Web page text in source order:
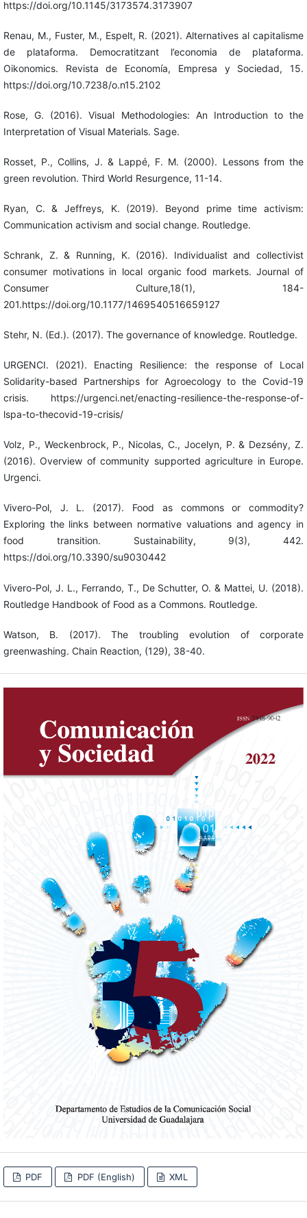
https://doi.org/10.1145/3173574.3173907
Renau, M., Fuster, M., Espelt, R. (2021). Alternatives al capitalisme
de plataforma. Democratitzant l’economia de plataforma.
Oikonomics. Revista de Economía, Empresa y Sociedad, 15.
https://doi.org/10.7238/o.n15.2102
Rose, G. (2016). Visual Methodologies: An Introduction to the
Interpretation of Visual Materials. Sage.
Rosset, P., Collins, J. & Lappé, F. M. (2000). Lessons from the
green revolution. Third World Resurgence, 11-14.
Ryan, C. & Jeffreys, K. (2019). Beyond prime time activism:
Communication activism and social change. Routledge.
Schrank, Z. & Running, K. (2016). Individualist and collectivist
consumer motivations in local organic food markets. Journal of
Consumer Culture,18(1), 184-
201.https://doi.org/10.1177/1469540516659127
Stehr, N. (Ed.). (2017). The governance of knowledge. Routledge.
URGENCI. (2021). Enacting Resilience: the response of Local
Solidarity-based Partnerships for Agroecology to the Covid-19
crisis. https://urgenci.net/enacting-resilience-the-response-of-
lspa-to-thecovid-19-crisis/
Volz, P., Weckenbrock, P., Nicolas, C., Jocelyn, P. & Dezsény, Z.
(2016). Overview of community supported agriculture in Europe.
Urgenci.
Vivero-Pol, J. L. (2017). Food as commons or commodity?
Exploring the links between normative valuations and agency in
food transition. Sustainability, 9(3), 442.
https://doi.org/10.3390/su9030442
Vivero-Pol, J. L., Ferrando, T., De Schutter, O. & Mattei, U. (2018).
Routledge Handbook of Food as a Commons. Routledge.
Watson, B. (2017). The troubling evolution of corporate
greenwashing. Chain Reaction, (129), 38-40.
PDF PDF (English) XML